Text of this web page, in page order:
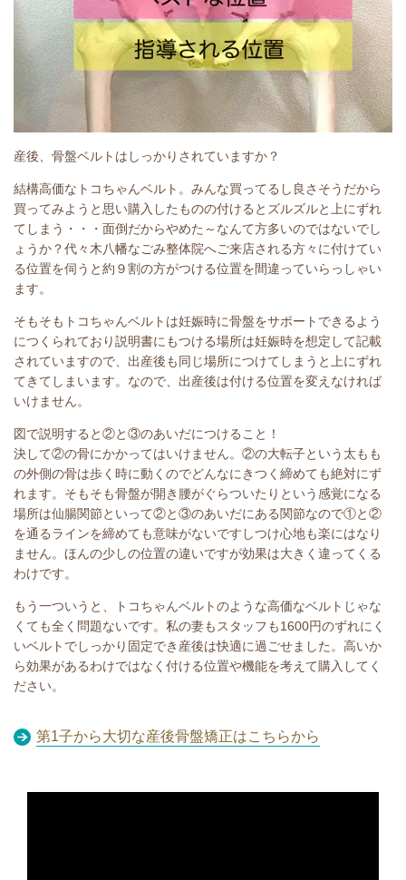
産後、骨盤ベルトはしっかりされていますか？
結構高価なトコちゃんベルト。みんな買ってるし良さそうだから
買ってみようと思い購入したものの付けるとズルズルと上にずれ
てしまう・・・面倒だからやめた～なんて方多いのではないでし
ょうか？代々木八幡なごみ整体院へご来店される方々に付けてい
る位置を伺うと約９割の方がつける位置を間違っていらっしゃい
ます。
そもそもトコちゃんベルトは妊娠時に骨盤をサポートできるよう
につくられており説明書にもつける場所は妊娠時を想定して記載
されていますので、出産後も同じ場所につけてしまうと上にずれ
てきてしまいます。なので、出産後は付ける位置を変えなければ
いけません。
図で説明すると②と③のあいだにつけること！
決して②の骨にかかってはいけません。②の大転子という太もも
の外側の骨は歩く時に動くのでどんなにきつく締めても絶対にず
れます。そもそも骨盤が開き腰がぐらついたりという感覚になる
場所は仙腸関節といって②と③のあいだにある関節なので①と②
を通るラインを締めても意味がないですしつけ心地も楽にはなり
ません。ほんの少しの位置の違いですが効果は大きく違ってくる
わけです。
もう一ついうと、トコちゃんベルトのような高価なベルトじゃな
くても全く問題ないです。私の妻もスタッフも1600円のずれにく
いベルトでしっかり固定でき産後は快適に過ごせました。高いか
ら効果があるわけではなく付ける位置や機能を考えて購入してく
ださい。
第1子から大切な産後骨盤矯正はこちらから